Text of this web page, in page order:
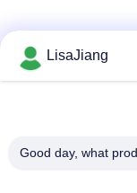
No. 1, ruelle
LisaJiang
Good day, what